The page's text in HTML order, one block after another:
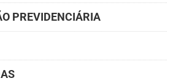
PREVIDENCIÁRIA